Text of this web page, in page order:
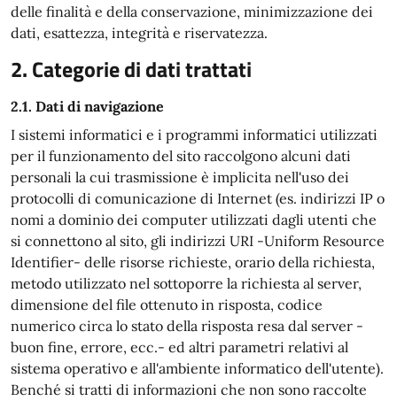
delle finalità e della conservazione, minimizzazione dei
dati, esattezza, integrità e riservatezza.
2. Categorie di dati trattati
2.1. Dati di navigazione
I sistemi informatici e i programmi informatici utilizzati
per il funzionamento del sito raccolgono alcuni dati
personali la cui trasmissione è implicita nell'uso dei
protocolli di comunicazione di Internet (es. indirizzi IP o
nomi a dominio dei computer utilizzati dagli utenti che
si connettono al sito, gli indirizzi URI -Uniform Resource
Identifier- delle risorse richieste, orario della richiesta,
metodo utilizzato nel sottoporre la richiesta al server,
dimensione del file ottenuto in risposta, codice
numerico circa lo stato della risposta resa dal server -
buon fine, errore, ecc.- ed altri parametri relativi al
sistema operativo e all'ambiente informatico dell'utente).
Benché si tratti di informazioni che non sono raccolte